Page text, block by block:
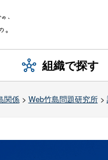
組織で探す
関係> Web竹島問題研究所>